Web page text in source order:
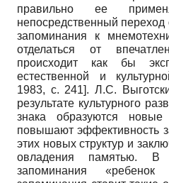
правильно ее
непосредственный переход
запоминания к
отделаться от
происходит как бы
естественной и
1983, с. 241]. Л.С.
результате культурного
знака образуются
повышают эффективность
этих новых структур и
овладения памятью. В
запоминания